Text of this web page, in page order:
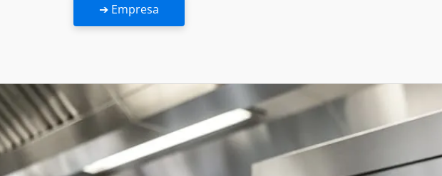
➔ Empresa